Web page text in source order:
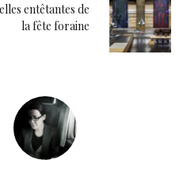
entêtantes de
la fête foraine